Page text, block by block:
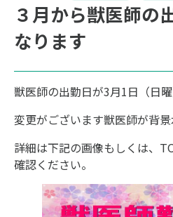
３月から獣医師の
なります
獣医師の出勤日が3月1日（日曜
変更がございます獣医師が背景
詳細は下記の画像もしくは、
確認ください。